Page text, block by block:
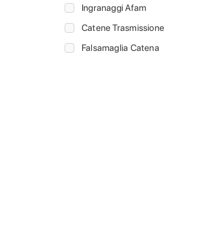
Ingranaggi Afam
Catene Trasmissione
Falsamaglia Catena